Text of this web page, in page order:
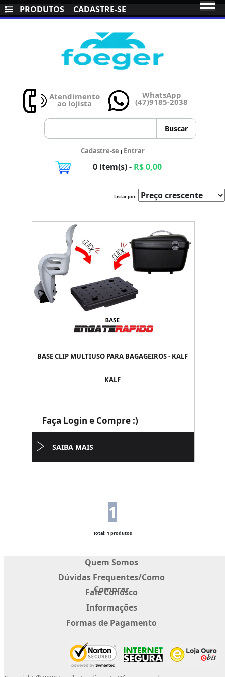
PRODUTOS CADASTRE-SE
Atendimento
ao lojista
WhatsApp
(47)9185-2038
Cadastre-se | Entrar
0 item(s) - R$ 0,00
Listar por:
BASE CLIP MULTIUSO PARA BAGAGEIROS - KALF
KALF
Faça Login e Compre :)
SAIBA MAIS
1
Total: 1 produtos
Quem Somos
Dúvidas Frequentes/Como
Comprar
Fale Conosco
Informações
Formas de Pagamento